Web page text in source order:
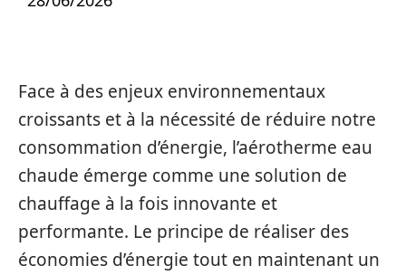
Face à des enjeux environnementaux
croissants et à la nécessité de réduire notre
consommation d’énergie, l’aérotherme eau
chaude émerge comme une solution de
chauffage à la fois innovante et
performante. Le principe de réaliser des
économies d’énergie tout en maintenant un